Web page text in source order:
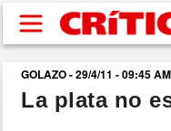
Pasar al contenido
buscar
GOLAZO - 29/4/11 - 09:45 AM
La plata no